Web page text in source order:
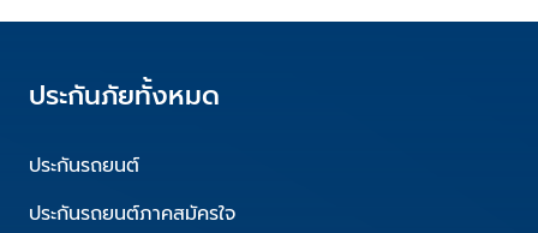
ประกันภัยทั้งหมด
ประกันรถยนต์
ประกันรถยนต์ภาคสมัครใจ